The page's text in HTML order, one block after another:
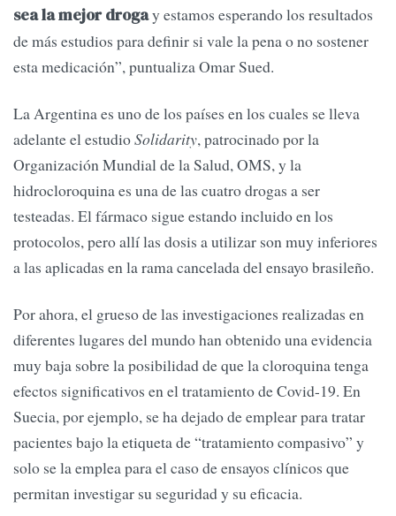
sea la mejor drogay estamos esperando los resultados
de más estudios para definir si vale la pena o no sostener
esta medicación”, puntualiza Omar Sued.
La Argentina es uno de los países en los cuales se lleva
adelante el estudioSolidarity, patrocinado por la
Organización Mundial de la Salud, OMS, y la
hidrocloroquina es una de las cuatro drogas a ser
testeadas. El fármaco sigue estando incluido en los
protocolos, pero allí las dosis a utilizar son muy inferiores
a las aplicadas en la rama cancelada del ensayo brasileño.
Por ahora, el grueso de las investigaciones realizadas en
diferentes lugares del mundo han obtenido una evidencia
muy baja sobre la posibilidad de que la cloroquina tenga
efectos significativos en el tratamiento de Covid-19. En
Suecia, por ejemplo, se ha dejado de emplear para tratar
pacientes bajo la etiqueta de “tratamiento compasivo” y
solo se la emplea para el caso de ensayos clínicos que
permitan investigar su seguridad y su eficacia.